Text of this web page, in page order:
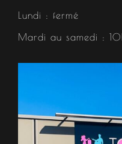
Lundi : fermé
Mardi au samedi :